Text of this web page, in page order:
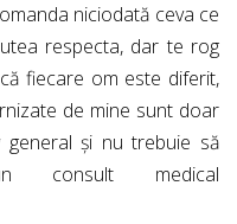
niciodată ceva ce
respecta, dar te rog
fiecare om este diferit,
de mine sunt doar
general și nu trebuie să
consult medical